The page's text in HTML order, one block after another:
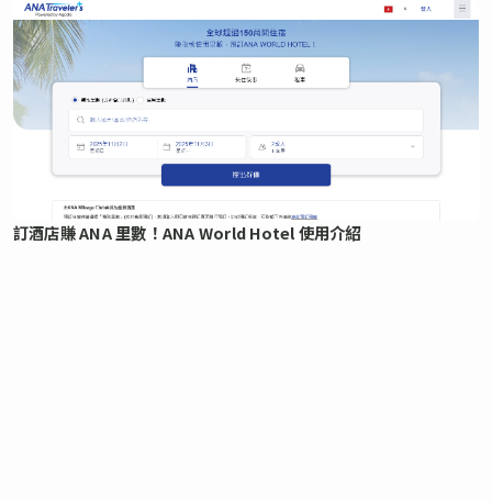
訂酒店賺 ANA 里數！ANA World Hotel 使用介紹